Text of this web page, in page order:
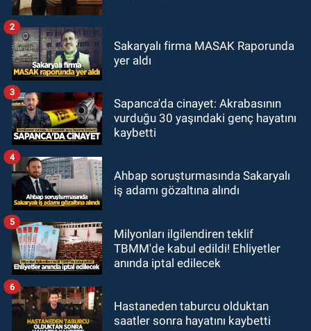
Sakaryalı firma MASAK Raporunda
yer aldı
2
Sapanca'da cinayet: Akrabasının
vurduğu 30 yaşındaki genç hayatını
kaybetti
3
Ahbap soruşturmasında Sakaryalı
iş adamı gözaltına alındı
4
Milyonları ilgilendiren teklif
TBMM'de kabul edildi! Ehliyetler
anında iptal edilecek
5
Hastaneden taburcu olduktan
saatler sonra hayatını kaybetti
6